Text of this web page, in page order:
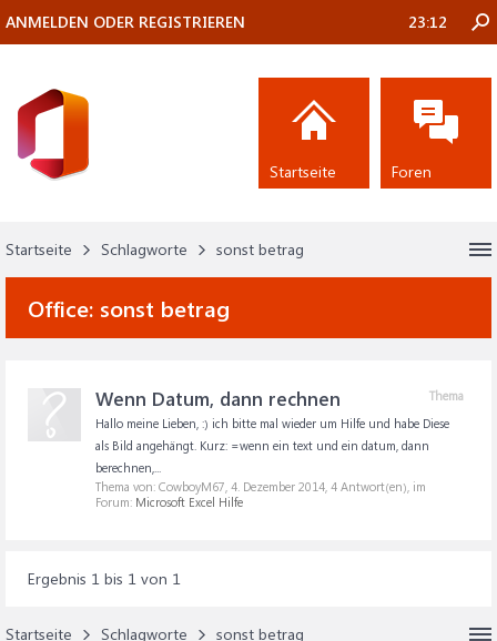
Startseite Schlagworte sonst betrag
Office: sonst betrag
Thema
Wenn Datum, dann rechnen
Hallo meine Lieben, :) ich bitte mal wieder um Hilfe und habe Diese
als Bild angehängt. Kurz: =wenn ein text und ein datum, dann
berechnen,...
Thema von: CowboyM67, 4. Dezember 2014, 4 Antwort(en), im
Forum: Microsoft Excel Hilfe
Ergebnis 1 bis 1 von 1
Startseite Schlagworte sonst betrag
ANMELDEN ODER REGISTRIEREN 23:12
Startseite Foren